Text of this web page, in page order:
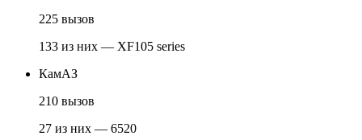
225 вызов
133 из них — XF105 series
КамАЗ
210 вызов
27 из них — 6520